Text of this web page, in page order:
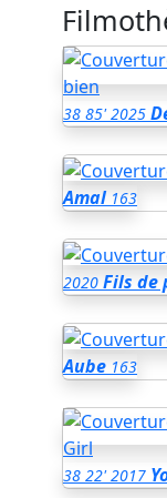
38 85' 2025
Amal 163
2020 Fils de
Aube 163
38 22' 2017